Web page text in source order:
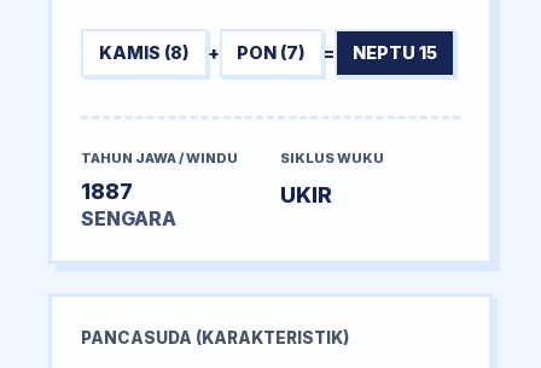
KAMIS (8) + PON (7) = NEPTU 15
TAHUN JAWA / WINDU
1887
SENGARA
SIKLUS WUKU
UKIR
PANCASUDA (KARAKTERISTIK)